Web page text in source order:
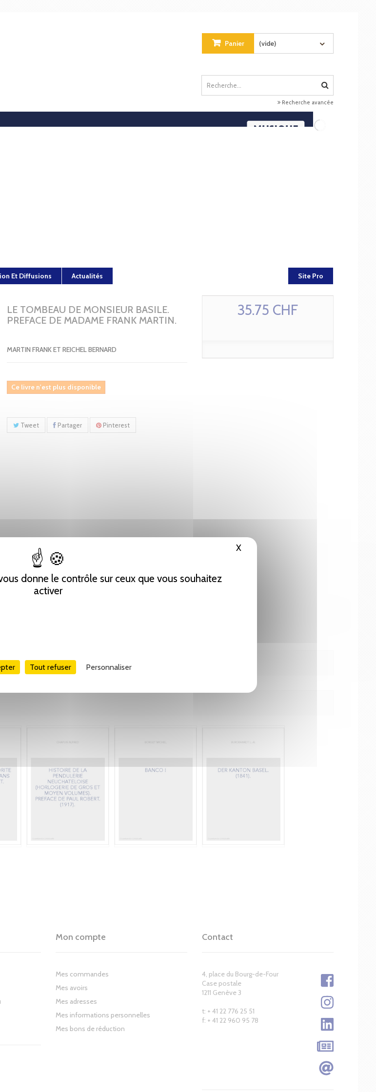
donne le contrôle sur ceux que vous souhaitez
activer
Tout refuser Personnaliser
X Masquer le bandeau des cookies
Panier (vide)
Recherche avancée
Et Diffusions Actualités Site Pro
LE TOMBEAU DE MONSIEUR BASILE.
PREFACE DE MADAME FRANK MARTIN.
MARTIN FRANK ET REICHEL BERNARD
Ce livre n'est plus disponible
Tweet Partager Pinterest
35.75 CHF
Mon compte
Mes commandes
Mes avoirs
Mes adresses
Mes informations personnelles
Mes bons de réduction
Contact
4, place du Bourg-de-Four
Case postale
1211 Genève 3
t: + 41 22 776 25 51
f: + 41 22 960 95 78